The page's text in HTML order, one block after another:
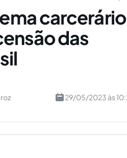
carcerário
das
29/05/2023 às